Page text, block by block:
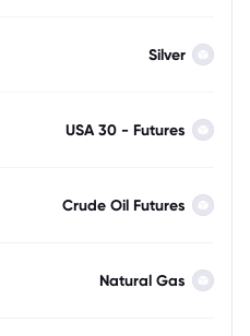
Silver
USA 30 - Futures
Crude Oil Futures
Natural Gas